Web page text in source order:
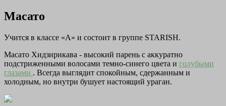
Масато
Учится в классе «А» и состоит в группе STARISH.
Масато Хидзирикава - высокий парень с аккуратно
подстриженными волосами темно-синего цвета и голубыми
глазами . Всегда выглядит спокойным, сдержанным и
холодным, но внутри бушует настоящий ураган.